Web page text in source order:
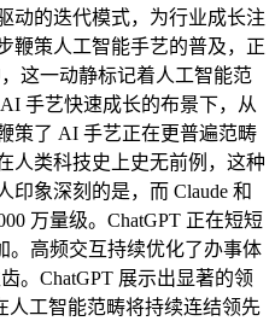
动的迭代模式，为行业成长注
鞭策人工智能手艺的普及，正
这一动静标记着人工智能范
手艺快速成长的布景下，从
策了 AI 手艺正在更普遍范畴
人类科技史上史无前例，这种
印象深刻的是，而 Claude 和
万量级。ChatGPT 正在短短
。高频交互持续优化了办事体
。ChatGPT 展示出显著的领
人工智能范畴将持续连结领先